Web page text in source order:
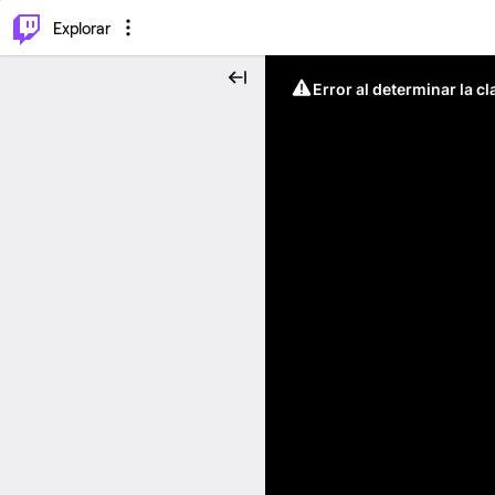
Explorar
Error al determinar la